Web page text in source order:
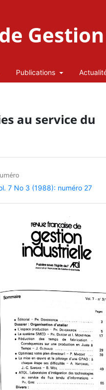
Publications
au service du
7 No 3 (1988): numéro 27